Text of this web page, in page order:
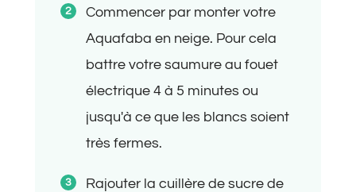
Commencer par monter votre
Aquafaba en neige. Pour cela
battre votre saumure au fouet
électrique 4 à 5 minutes ou
jusqu'à ce que les blancs soient
très fermes.
Rajouter la cuillère de sucre de